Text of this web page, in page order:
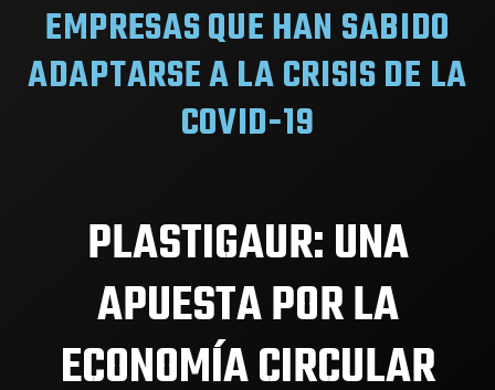
EMPRESAS QUE HAN SABIDO
ADAPTARSE A LA CRISIS DE LA
COVID-19
PLASTIGAUR: UNA
APUESTA POR LA
ECONOMÍA CIRCULAR